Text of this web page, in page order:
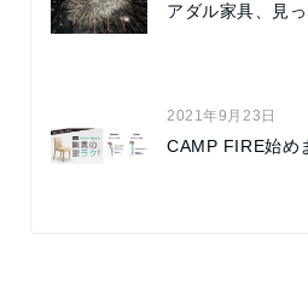
アダル家具、見っ
2021年9月23日
CAMP FIRE始め